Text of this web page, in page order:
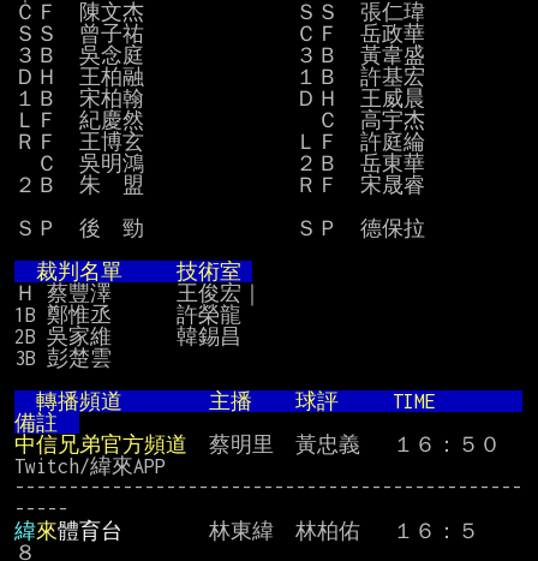
ＣＦ　陳文杰　　　　　　　ＳＳ　張仁瑋
ＳＳ　曾子祐　　　　　　　ＣＦ　岳政華
３Ｂ　吳念庭　　　　　　　３Ｂ　黃韋盛
ＤＨ　王柏融　　　　　　　１Ｂ　許基宏
１Ｂ　宋柏翰　　　　　　　ＤＨ　王威晨
ＬＦ　紀慶然　　　　　　　　Ｃ　高宇杰
ＲＦ　王博玄　　　　　　　ＬＦ　許庭綸
Ｃ　吳明鴻　　　　　　　２Ｂ　岳東華
２Ｂ　朱　盟　　　　　　　ＲＦ　宋晟睿
ＳＰ　後　勁　　　　　　　ＳＰ  德保拉
  裁判名單　　 技術室
Ｈ 蔡豐澤  　　王俊宏｜
1B 鄭惟丞      許榮龍
2B 吳家維      韓錫昌
3B 彭楚雲
轉播頻道　    　主播　　球評   　TIME
備註
中信兄弟官方頻道 蔡明里　黃忠義　 １６：５０
Twitch/緯來APP
-----------------------------------------------
緯來體育台
林東緯　林柏佑 　１６：５